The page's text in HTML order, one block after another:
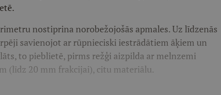
nostiprina norobežojošās apmales. Uz līdzenās
savienojot ar rūpnieciski iestrādātiem āķiem un
to pieblietē, pirms režģi aizpilda ar melnzemi
(līdz 20 mm frakcijai), citu materiālu.